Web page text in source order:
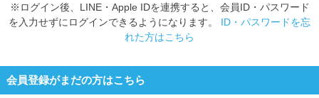
※ログイン後、LINE・Apple IDを連携すると、会員ID・パスワード
を入力せずにログインできるようになります。 ID・パスワードを忘
れた方はこちら
会員登録がまだの方はこちら